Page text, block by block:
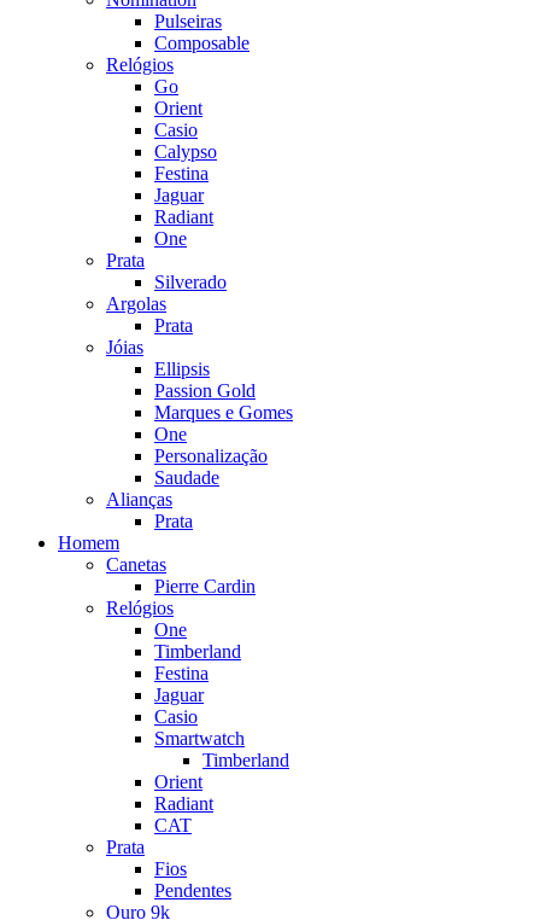
Pulseiras
Composable
Relógios
Go
Orient
Casio
Calypso
Festina
Jaguar
Radiant
One
Prata
Silverado
Argolas
Prata
Jóias
Ellipsis
Passion Gold
Marques e Gomes
One
Personalização
Saudade
Alianças
Prata
Homem
Canetas
Pierre Cardin
Relógios
One
Timberland
Festina
Jaguar
Casio
Smartwatch
Timberland
Orient
Radiant
CAT
Prata
Fios
Pendentes
Ouro 9k